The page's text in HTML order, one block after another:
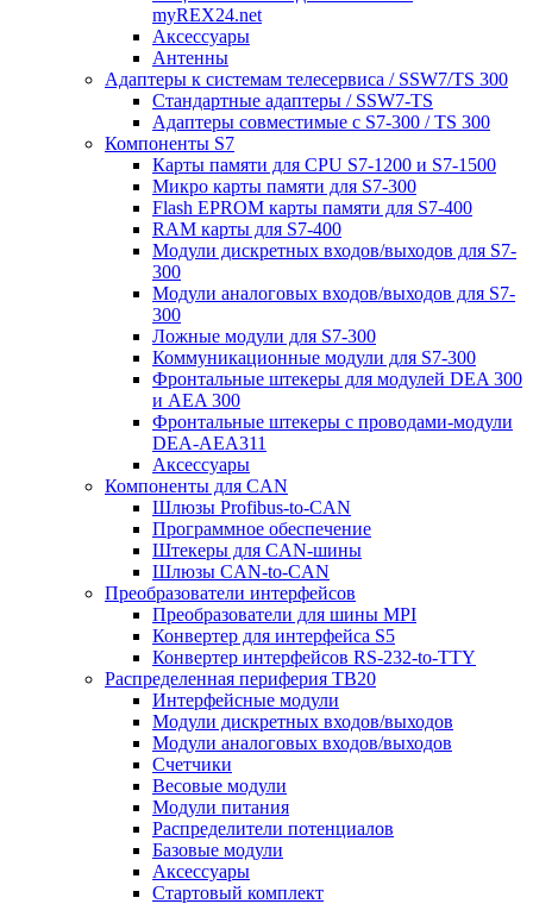
myREX24.net
Аксессуары
Антенны
Адаптеры к системам телесервиса / SSW7/TS 300
Стандартные адаптеры / SSW7-TS
Адаптеры совместимые с S7-300 / TS 300
Компоненты S7
Карты памяти для CPU S7-1200 и S7-1500
Микро карты памяти для S7-300
Flash EPROM карты памяти для S7-400
RAM карты для S7-400
Модули дискретных входов/выходов для S7-
300
Модули аналоговых входов/выходов для S7-
300
Ложные модули для S7-300
Коммуникационные модули для S7-300
Фронтальные штекеры для модулей DEA 300
и AEA 300
Фронтальные штекеры с проводами-модули
DEA-AEA311
Аксессуары
Компоненты для CAN
Шлюзы Profibus-to-CAN
Программное обеспечение
Штекеры для CAN-шины
Шлюзы CAN-to-CAN
Преобразователи интерфейсов
Преобразователи для шины MPI
Конвертер для интерфейса S5
Конвертер интерфейсов RS-232-to-TTY
Распределенная периферия TB20
Интерфейсные модули
Модули дискретных входов/выходов
Модули аналоговых входов/выходов
Счетчики
Весовые модули
Модули питания
Распределители потенциалов
Базовые модули
Аксесcуары
Стартовый комплект